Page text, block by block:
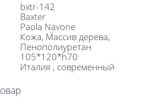
bxtr-142
Baxter
Paola Navone
Кожа, Массив дерева,
Пенополиуретан
105*120*h70
Италия , современный